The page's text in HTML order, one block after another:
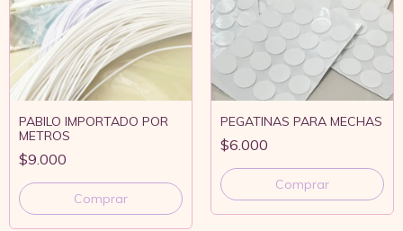
PABILO IMPORTADO POR
METROS
$9.000
Comprar
PEGATINAS PARA MECHAS
$6.000
Comprar